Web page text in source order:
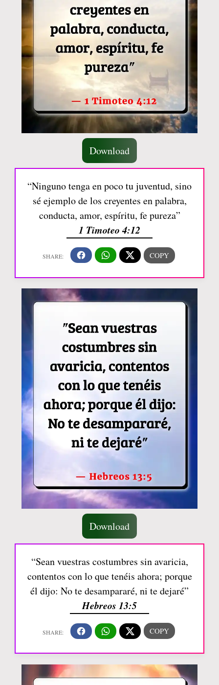
Download
“Ninguno tenga en poco tu juventud, sino
sé ejemplo de los creyentes en palabra,
conducta, amor, espíritu, fe pureza”
1 Timoteo 4:12
Download
“Sean vuestras costumbres sin avaricia,
contentos con lo que tenéis ahora; porque
él dijo: No te desampararé, ni te dejaré”
Hebreos 13:5